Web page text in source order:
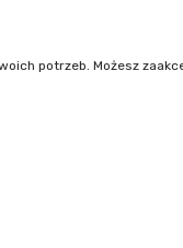
Logowanie
potrzeb. Możesz